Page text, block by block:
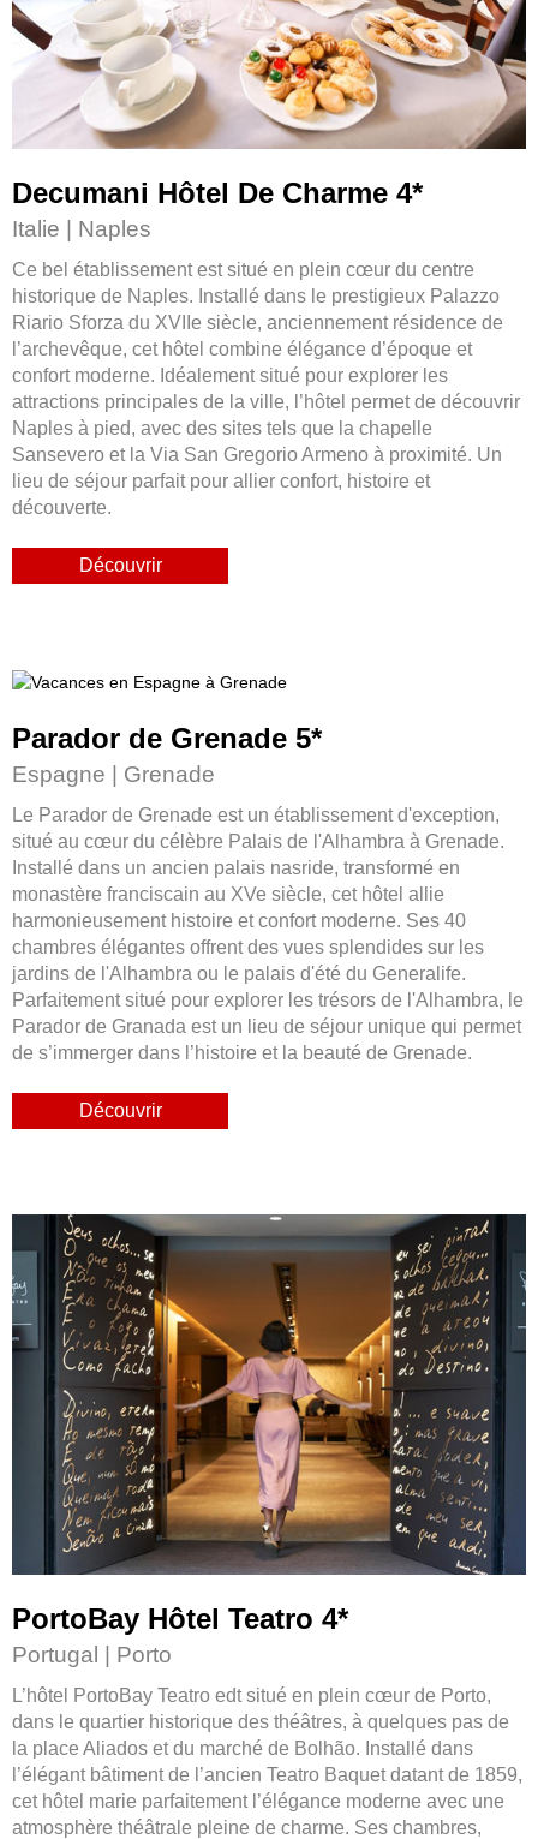
Decumani Hôtel De Charme 4*
Italie | Naples
Ce bel établissement est situé en plein cœur du centre
historique de Naples. Installé dans le prestigieux Palazzo
Riario Sforza du XVIIe siècle, anciennement résidence de
l’archevêque, cet hôtel combine élégance d’époque et
confort moderne. Idéalement situé pour explorer les
attractions principales de la ville, l’hôtel permet de découvrir
Naples à pied, avec des sites tels que la chapelle
Sansevero et la Via San Gregorio Armeno à proximité. Un
lieu de séjour parfait pour allier confort, histoire et
découverte.
Parador de Grenade 5*
Espagne | Grenade
Le Parador de Grenade est un établissement d'exception,
situé au cœur du célèbre Palais de l'Alhambra à Grenade.
Installé dans un ancien palais nasride, transformé en
monastère franciscain au XVe siècle, cet hôtel allie
harmonieusement histoire et confort moderne. Ses 40
chambres élégantes offrent des vues splendides sur les
jardins de l'Alhambra ou le palais d'été du Generalife.
Parfaitement situé pour explorer les trésors de l'Alhambra, le
Parador de Granada est un lieu de séjour unique qui permet
de s’immerger dans l’histoire et la beauté de Grenade.
PortoBay Hôtel Teatro 4*
Portugal | Porto
L’hôtel PortoBay Teatro edt situé en plein cœur de Porto,
dans le quartier historique des théâtres, à quelques pas de
la place Aliados et du marché de Bolhão. Installé dans
l’élégant bâtiment de l’ancien Teatro Baquet datant de 1859,
cet hôtel marie parfaitement l’élégance moderne avec une
atmosphère théâtrale pleine de charme. Ses chambres,